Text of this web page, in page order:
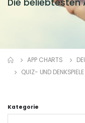
APP CHARTS
QUIZ- UND DENKSPIELE
Kategorie